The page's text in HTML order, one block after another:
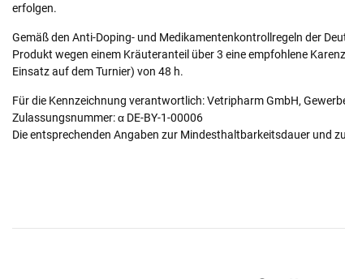
erfolgen.
Gemäß den Anti-Doping- und Medikamentenkontrollregeln der
Produkt wegen einem Kräuteranteil über 3 eine empfohlene
Einsatz auf dem Turnier) von 48 h.
Für die Kennzeichnung verantwortlich: Vetripharm GmbH,
Zulassungsnummer: α DE-BY-1-00006
Die entsprechenden Angaben zur Mindesthaltbarkeitsdauer und